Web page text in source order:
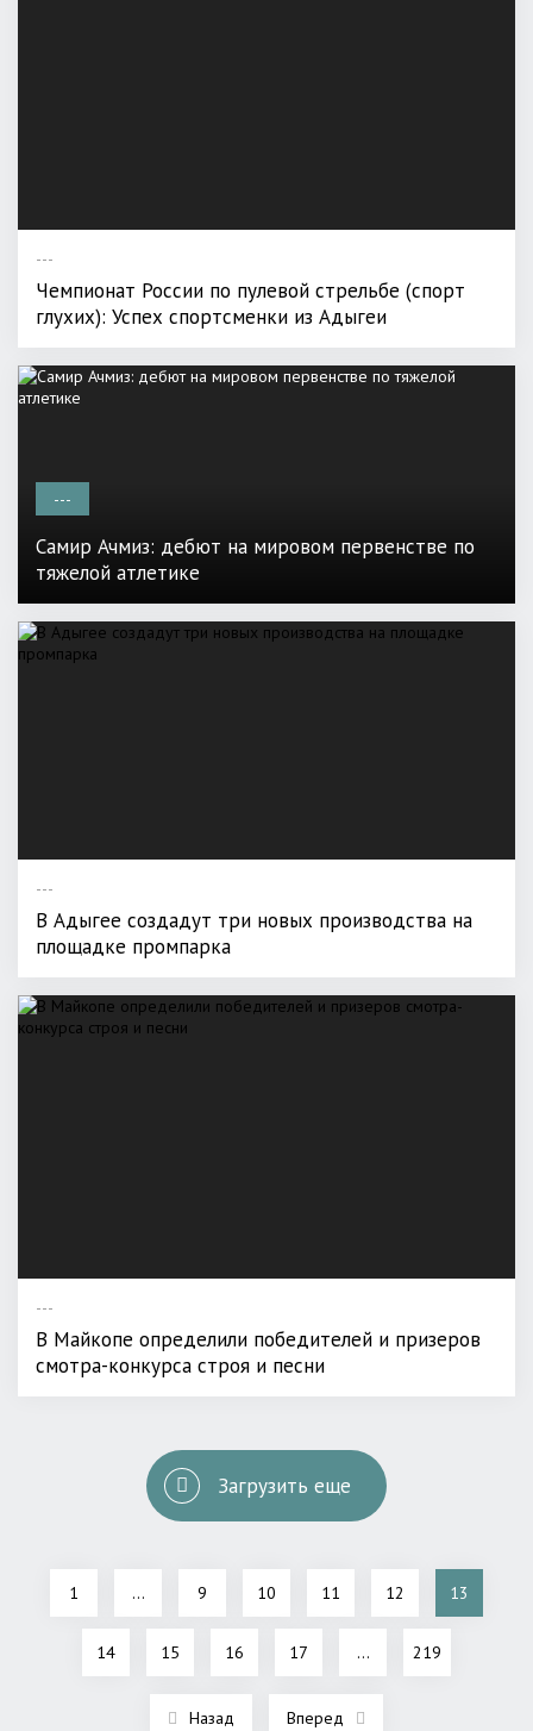
---
Чемпионат России по пулевой стрельбе (спорт
глухих): Успех спортсменки из Адыгеи
---
Самир Ачмиз: дебют на мировом первенстве по
тяжелой атлетике
---
В Адыгее создадут три новых производства на
площадке промпарка
---
В Майкопе определили победителей и призеров
смотра-конкурса строя и песни
Загрузить еще
Назад
1 ... 9 10 11 12 13
14 15 16 17 ... 219
Вперед